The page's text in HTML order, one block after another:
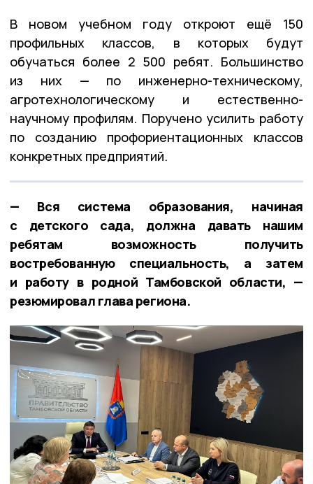
В новом учебном году откроют ещё 150
профильных классов, в которых будут
обучаться более 2 500 ребят. Большинство
из них — по инженерно-техническому,
агротехнологическому и естественно-
научному профилям. Поручено усилить работу
по созданию профориентационных классов
конкретных предприятий.
— Вся система образования, начиная
с детского сада, должна давать нашим
ребятам возможность получить
востребованную специальность, а затем
и работу в родной Тамбовской области, —
резюмировал глава региона.